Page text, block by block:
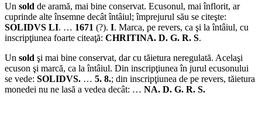
Un sold de aramă, mai bine conservat. Ecusonul, mai înflorit, ar
cuprinde alte însemne decât întâiul; împrejurul său se citeşte:
SOLIDVS LI. … 1671 (?). I. Marca, pe revers, ca şi la întâiul, cu
inscripţiunea foarte citeaţă: CHRITINA. D. G. R. S.
Un sold şi mai bine conservat, dar cu tăie­tura neregulată. Acelaşi
ecuson şi marcă, ca la întâiul. Din inscripţiu­nea în jurul ecusonului
se vede: SOLIDVS. … 5. 8.; din inscripţiu­nea de pe revers, tăietura
monedei nu ne lasă a vedea decât: … NA. D. G. R. S.